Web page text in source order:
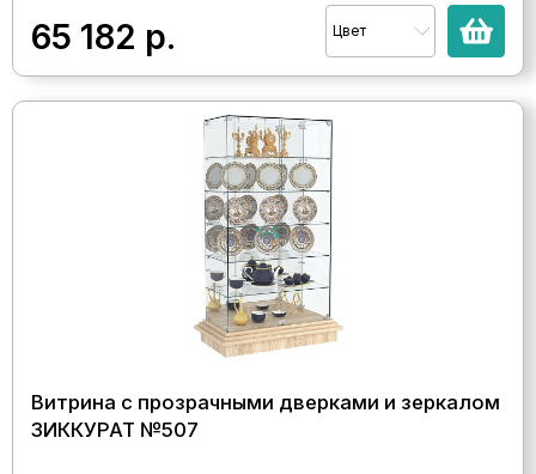
65 182 р. Цвет
Витрина с прозрачными дверками и зеркалом
ЗИККУРАТ №507